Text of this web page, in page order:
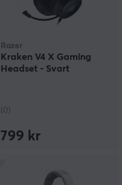
Razer
Kraken V4 X Gaming
Headset - Svart
(0)
799 kr